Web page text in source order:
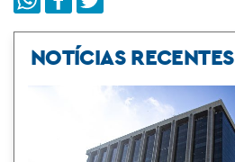
NOTÍCIAS RECENTES